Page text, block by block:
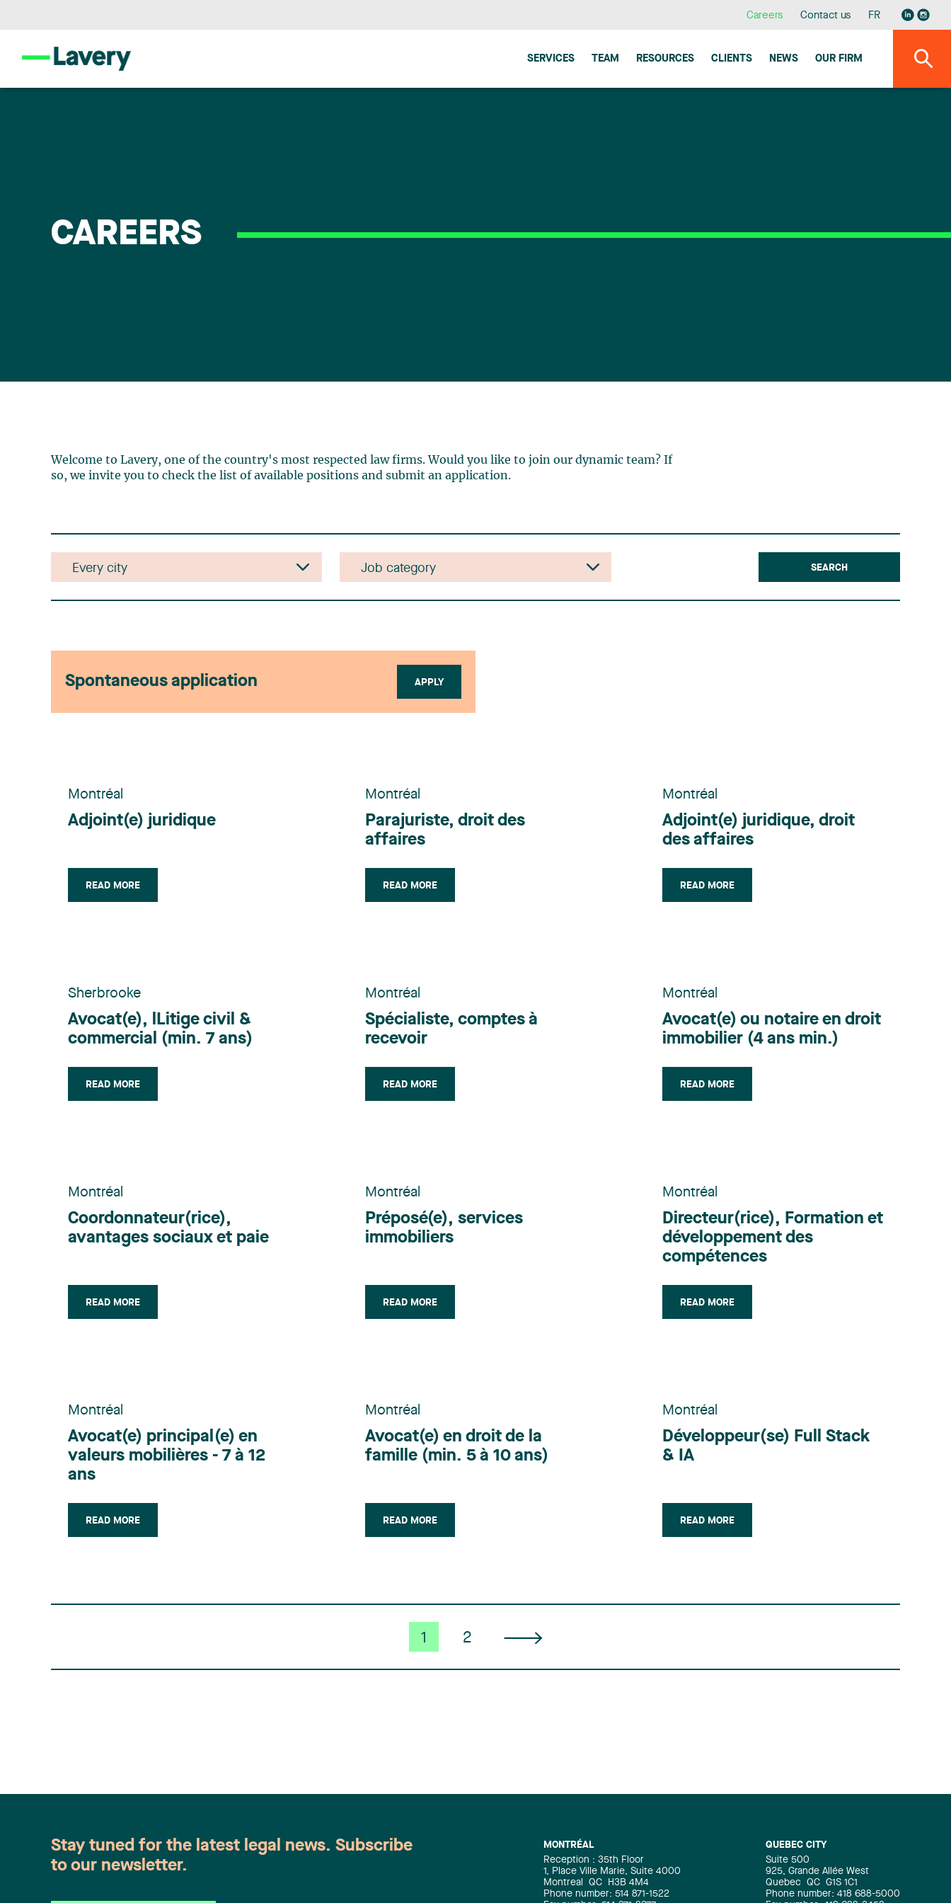
Careers Contact us FR
SERVICES TEAM RESOURCES CLIENTS NEWS OUR FIRM
CAREERS
Welcome to Lavery, one of the country's most respected law firms. Would you like to join our dynamic team? If
so, we invite you to check the list of available positions and submit an application.
SEARCH
Spontaneous application APPLY
Montréal
Adjoint(e) juridique
READ MORE
Montréal
Parajuriste, droit des
affaires
READ MORE
Montréal
Adjoint(e) juridique, droit
des affaires
READ MORE
Sherbrooke
Avocat(e), lLitige civil &
commercial (min. 7 ans)
READ MORE
Montréal
Spécialiste, comptes à
recevoir
READ MORE
Montréal
Avocat(e) ou notaire en droit
immobilier (4 ans min.)
READ MORE
Montréal
Coordonnateur(rice),
avantages sociaux et paie
READ MORE
Montréal
Préposé(e), services
immobiliers
READ MORE
Montréal
Directeur(rice), Formation et
développement des
compétences
READ MORE
Montréal
Avocat(e) principal(e) en
valeurs mobilières - 7 à 12
ans
READ MORE
Montréal
Avocat(e) en droit de la
famille (min. 5 à 10 ans)
READ MORE
Montréal
Développeur(se) Full Stack
& IA
READ MORE
1 2
MONTRÉAL
Reception : 35th Floor
1, Place Ville Marie, Suite 4000
Montreal
QC
H3B 4M4
Phone number: 514 871-1522
QUEBEC CITY
Suite 500
925, Grande Allée West
Quebec QC G1S 1C1
Phone number: 418 688-5000
Stay tuned for the latest legal news. Subscribe
to our newsletter.